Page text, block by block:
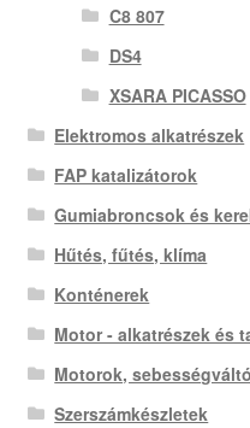
C8 807
DS4
XSARA PICASSO
Elektromos alkatrészek
FAP katalizátorok
Gumiabroncsok és
Hűtés, fűtés, klíma
Konténerek
Motor - alkatrészek és
Motorok,
Szerszámkészletek